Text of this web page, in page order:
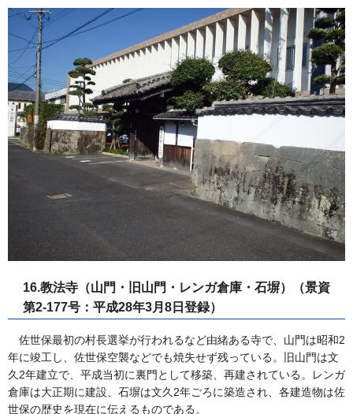
16.教法寺（山門・旧山門・レンガ倉庫・石塀）（景資
第2-177号：平成28年3月8日登録）
佐世保最初の村長選挙が行われるなど由緒ある寺で、山門は昭和2
年に竣工し、佐世保空襲などでも焼失せず残っている。旧山門は文
久2年建立で、平成当初に裏門として移築、再建されている。レンガ
倉庫は大正期に建設、石塀は文久2年ごろに築造され、各建造物は佐
世保の歴史を現在に伝えるものである。